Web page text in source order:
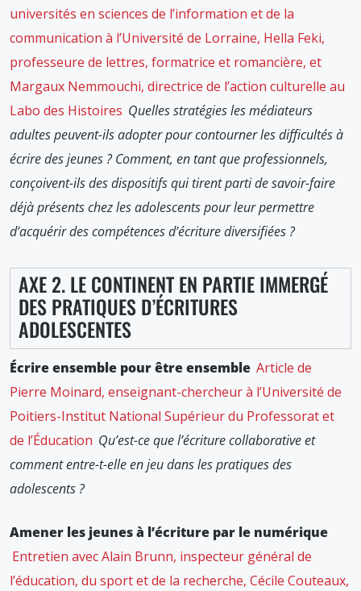
universités en sciences de l’information et de la
communication à l’Université de Lorraine, Hella Feki,
professeure de lettres, formatrice et romancière, et
Margaux Nemmouchi, directrice de l’action culturelle au
Labo des Histoires Quelles stratégies les médiateurs
adultes peuvent-ils adopter pour contourner les difficultés à
écrire des jeunes ? Comment, en tant que professionnels,
conçoivent-ils des dispositifs qui tirent parti de savoir-faire
déjà présents chez les adolescents pour leur permettre
d’acquérir des compétences d’écriture diversifiées ?
AXE 2. LE CONTINENT EN PARTIE IMMERGÉ
DES PRATIQUES D’ÉCRITURES
ADOLESCENTES
Écrire ensemble pour être ensemble Article de
Pierre Moinard, enseignant-chercheur à l’Université de
Poitiers-Institut National Supérieur du Professorat et
de l’Éducation Qu’est-ce que l’écriture collaborative et
comment entre-t-elle en jeu dans les pratiques des
adolescents ?
Amener les jeunes à l’écriture par le numérique
Entretien avec Alain Brunn, inspecteur général de
l’éducation, du sport et de la recherche, Cécile Couteaux,